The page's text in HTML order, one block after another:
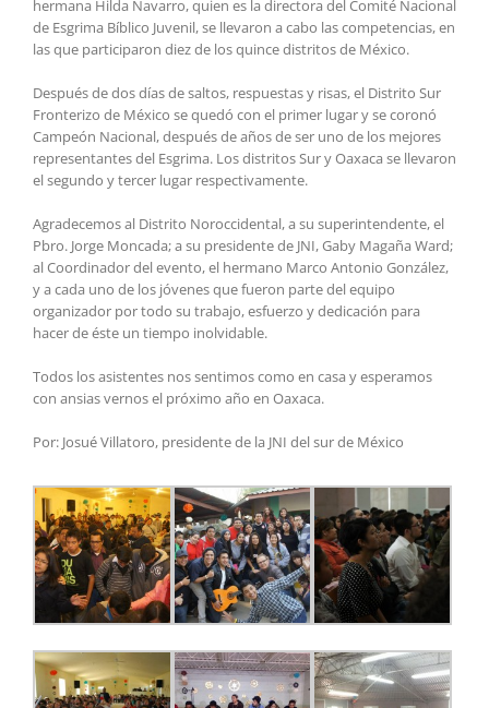
hermana Hilda Navarro, quien es la directora del Comité Nacional
de Esgrima Bíblico Juvenil, se llevaron a cabo las competencias, en
las que participaron diez de los quince distritos de México.
Después de dos días de saltos, respuestas y risas, el Distrito Sur
Fronterizo de México se quedó con el primer lugar y se coronó
Campeón Nacional, después de años de ser uno de los mejores
representantes del Esgrima. Los distritos Sur y Oaxaca se llevaron
el segundo y tercer lugar respectivamente.
Agradecemos al Distrito Noroccidental, a su superintendente, el
Pbro. Jorge Moncada; a su presidente de JNI, Gaby Magaña Ward;
al Coordinador del evento, el hermano Marco Antonio González,
y a cada uno de los jóvenes que fueron parte del equipo
organizador por todo su trabajo, esfuerzo y dedicación para
hacer de éste un tiempo inolvidable.
Todos los asistentes nos sentimos como en casa y esperamos
con ansias vernos el próximo año en Oaxaca.
Por: Josué Villatoro, presidente de la JNI del sur de México